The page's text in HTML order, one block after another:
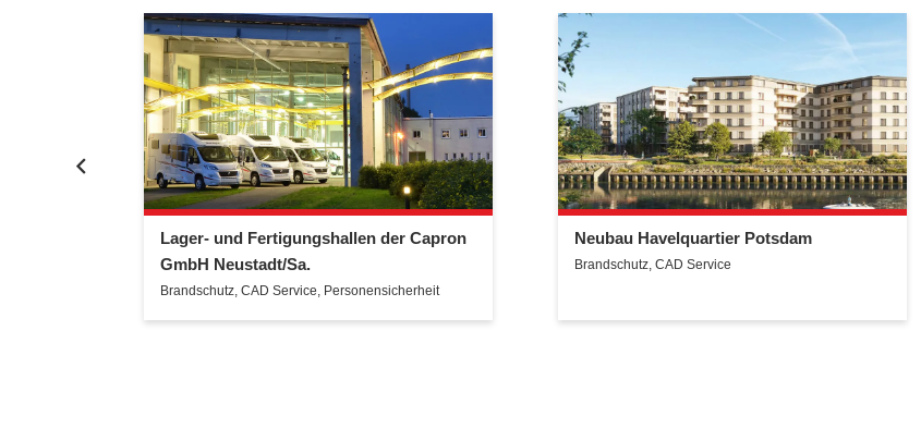
Lager- und Fertigungshallen der Capron
GmbH Neustadt/Sa.
Brandschutz CAD Service Personensicherheit
Neubau Havelquartier Potsdam
Brandschutz CAD Service